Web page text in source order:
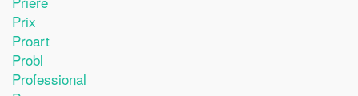
Prix
Proart
Probl
Professional